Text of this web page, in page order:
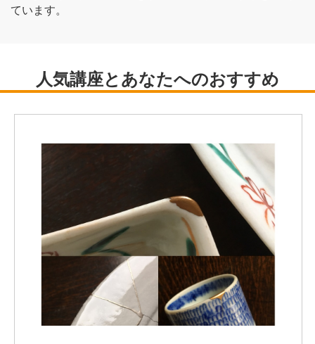
ています。